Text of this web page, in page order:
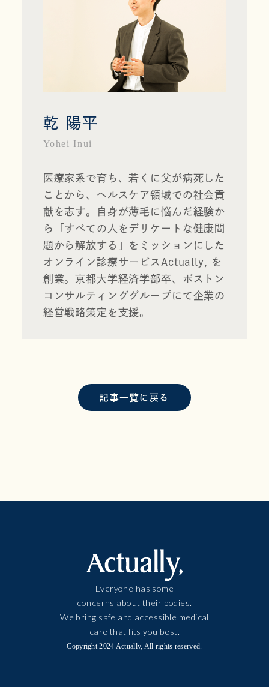
乾 陽平
Yohei Inui
医療家系で育ち、若くに父が病死した
ことから、ヘルスケア領域での社会貢
献を志す。自身が薄毛に悩んだ経験か
ら「すべての人をデリケートな健康問
題から解放する」をミッションにした
オンライン診療サービス Actually,
を
創業。京都大学経済学部卒、ボストン
コンサルティンググループにて企業の
経営戦略策定を支援。
記事一覧に戻る
Everyone has some
concerns about their bodies.
We bring safe and accessible medical
care that fits you best.
Copyright 2024 Actually, All rights reserved.